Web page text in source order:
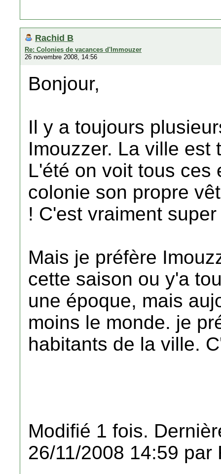
Rachid B
Re: Colonies de vacances d'Immouzer
26 novembre 2008, 14:56
Bonjour,
Il y a toujours
Imouzzer. La ville est
L'été on voit tous ces
colonie son propre
! C'est vraiment
Mais je préfère
cette saison ou y'a
une époque, mais
moins le monde. je
habitants de la ville.
Modifié 1 fois.
26/11/2008 14:59 par